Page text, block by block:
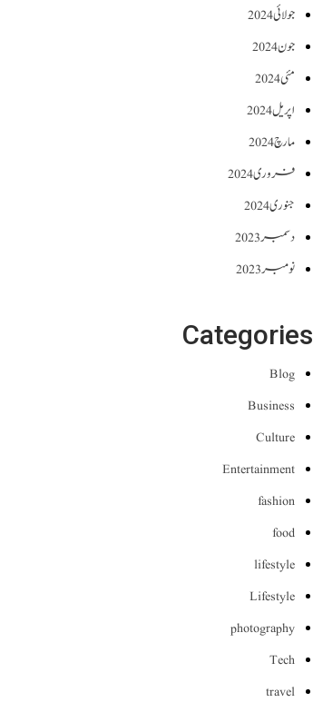
جولائی 2024
جون 2024
مئی 2024
اپریل 2024
مارچ 2024
فروری 2024
جنوری 2024
دسمبر 2023
نومبر 2023
Categories
Blog
Business
Culture
Entertainment
fashion
food
lifestyle
Lifestyle
photography
Tech
travel